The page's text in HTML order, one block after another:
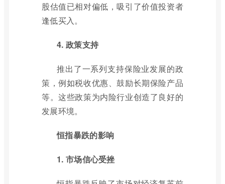
股估值已相对偏低，吸引了价值投资者
逢低买入。
4. 政策支持
推出了一系列支持保险业发展的政
策，例如税收优惠、鼓励长期保险产品
等。这些政策为内险行业创造了良好的
发展环境。
恒指暴跌的影响
1. 市场信心受挫